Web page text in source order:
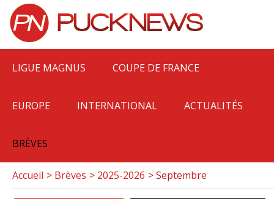
LIGUE MAGNUS COUPE DE FRANCE
EUROPE INTERNATIONAL ACTUALITÉS
BRÈVES
Accueil Brèves 2025-2026 Septembre